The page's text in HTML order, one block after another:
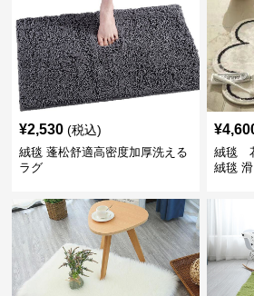
¥2,530 (税込)
絨毯 蓬松舒適高密度加厚洗える
ラグ
¥
絨毯
絨毯